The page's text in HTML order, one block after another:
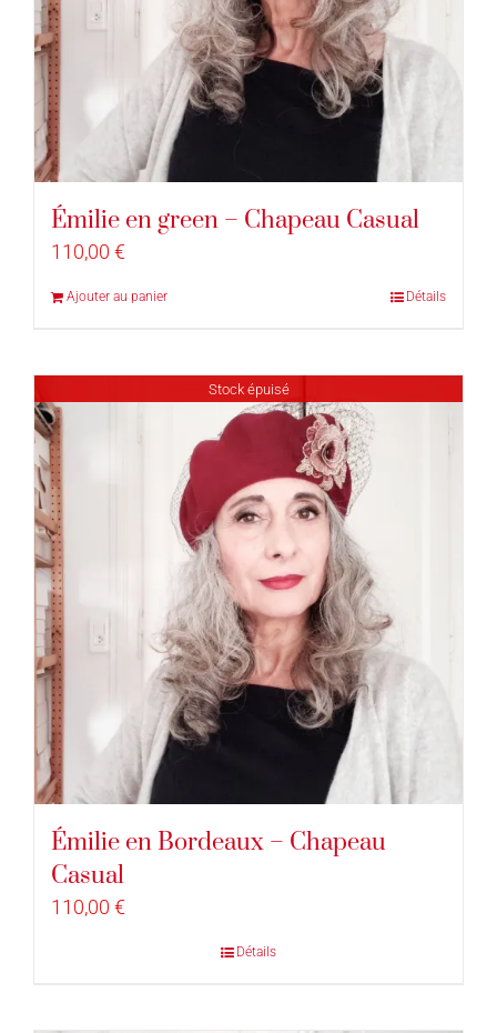
Émilie en green – Chapeau Casual
110,00 €
Ajouter au panier Détails
Stock épuisé
Émilie en Bordeaux – Chapeau
Casual
110,00 €
Détails